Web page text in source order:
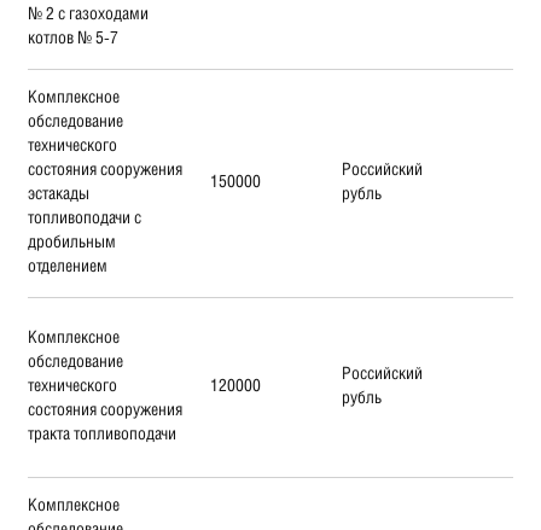
№ 2 с газоходами
котлов № 5-7
Комплексное
обследование
технического
состояния сооружения
эстакады
топливоподачи с
дробильным
отделением
150000
Российский
рубль
Комплексное
обследование
технического
состояния сооружения
тракта топливоподачи
120000
Российский
рубль
Комплексное